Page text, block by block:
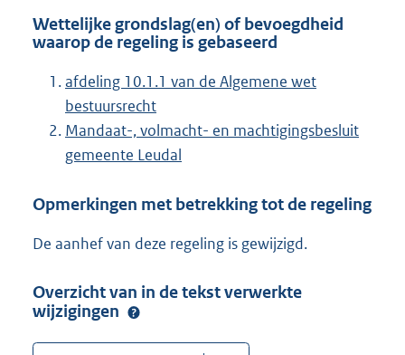
Wettelijke grondslag(en) of bevoegdheid
waarop de regeling is gebaseerd
afdeling 10.1.1 van de Algemene wet
bestuursrecht
Mandaat-, volmacht- en machtigingsbesluit
gemeente Leudal
Opmerkingen met betrekking tot de regeling
De aanhef van deze regeling is gewijzigd.
Overzicht van in de tekst verwerkte
wijzigingen